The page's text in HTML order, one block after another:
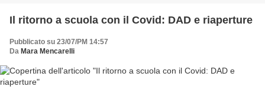
Il ritorno a scuola con il Covid: DAD e riaperture
Pubblicato su 23/07/PM 14:57
Da Mara Mencarelli